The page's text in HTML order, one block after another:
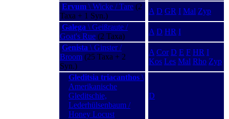
Ervum \ Wicke / Tare (2
Taxa + 1 Syn.)
A D GR I Mal Zyp
Galega \ Geißraute /
Goat's Rue (2 Taxa)
A D HR I
Genista \ Ginster /
Broom (25 Taxa + 2
Syn.)
A Cor D E F HR I
Kos Les Mal Rho Zyp
Gleditsia triacanthos \
Amerikanische
Gleditschie,
Lederhülsenbaum /
Honey Locust
D